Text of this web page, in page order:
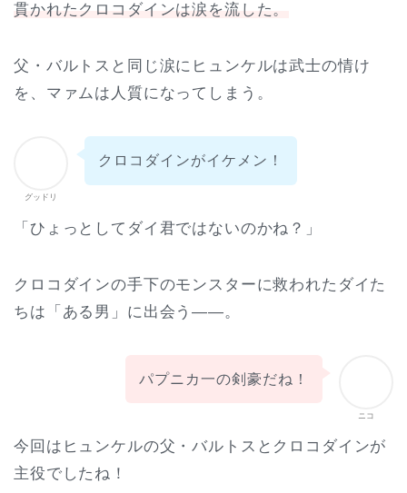
貫かれたクロコダインは涙を流した。
父・バルトスと同じ涙にヒュンケルは武士の情け
を、マァムは人質になってしまう。
グッドリ
クロコダインがイケメン！
「ひょっとしてダイ君ではないのかね？」
クロコダインの手下のモンスターに救われたダイた
ちは「ある男」に出会う――。
ニコ
パプニカ一の剣豪だね！
今回はヒュンケルの父・バルトスとクロコダインが
主役でしたね！